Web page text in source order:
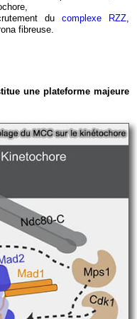
du complexe RZZ
fibreuse.
une plateforme majeure